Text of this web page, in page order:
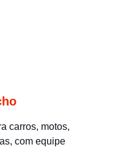
carros, motos,
com equipe